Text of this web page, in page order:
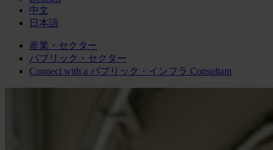
中文
日本語
産業・セクター
パブリック・セクター
Connect with a パブリック・インフラ Consultant